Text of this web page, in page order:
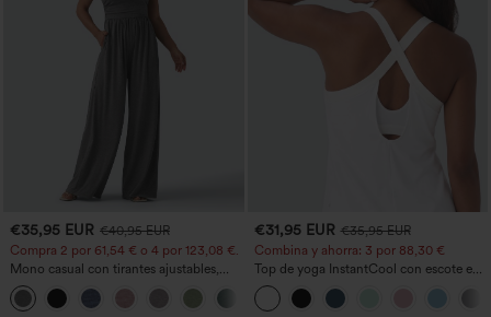
€35,95 EUR €40,95 EUR
Compra 2 por 61,54 € o 4 por 123,08 €.
Mono casual con tirantes ajustables,
fruncidos, pierna ancha, tejido jaspeado
y bolsillos - Easy Peezy
+10
€31,95 EUR €35,95 EUR
Combina y ahorra: 3 por 88,30 €
Top de yoga InstantCool con escote en
U y bajo curvado - UPF50+